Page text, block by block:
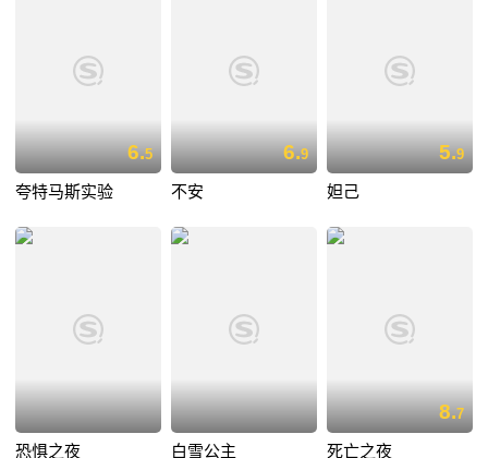
6.5
夸特马斯实验
6.9
不安
5.9
妲己
恐惧之夜 白雪公主
8.7
死亡之夜